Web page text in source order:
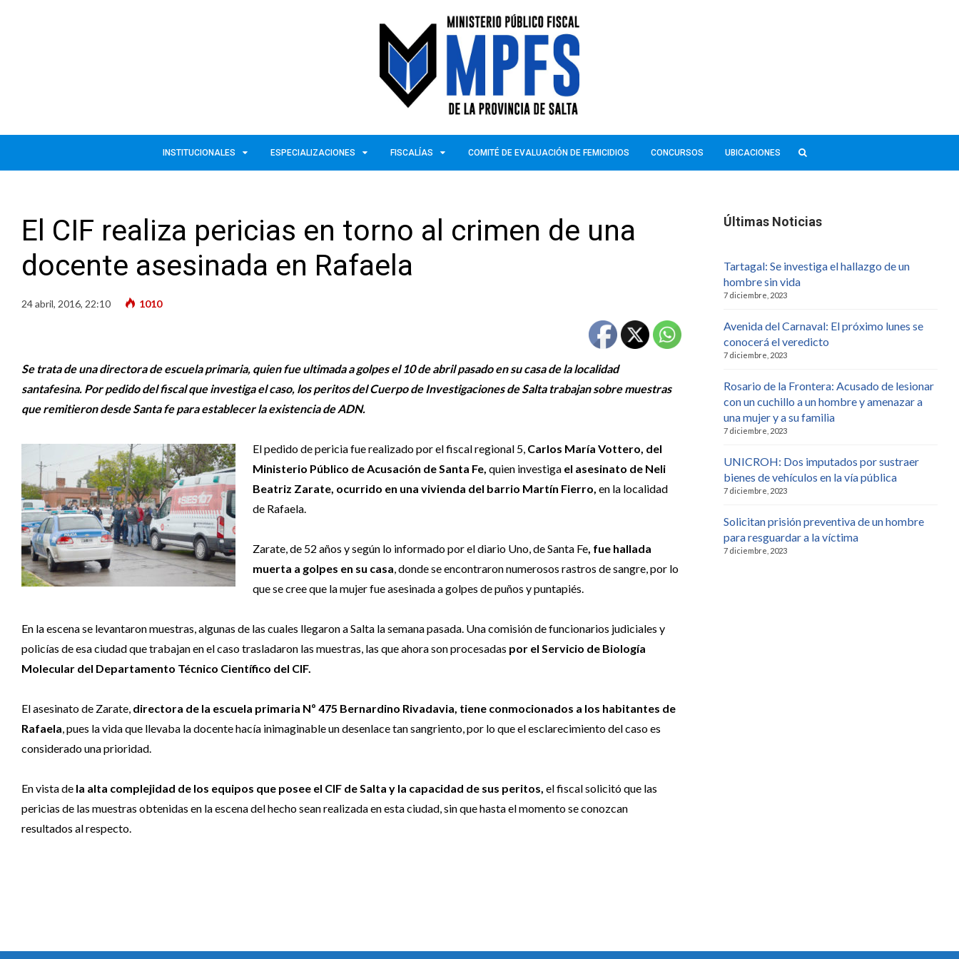
INSTITUCIONALES ESPECIALIZACIONES FISCALÍAS COMITÉ DE EVALUACIÓN DE FEMICIDIOS CONCURSOS UBICACIONES
El CIF realiza pericias en torno al crimen de una
docente asesinada en Rafaela
24 abril, 2016, 22:10 1010
Se trata de una directora de escuela primaria, quien fue ultimada a golpes el 10 de abril pasado en su casa de la localidad
santafesina. Por pedido del fiscal que investiga el caso, los peritos del Cuerpo de Investigaciones de Salta trabajan sobre muestras
que remitieron desde Santa fe para establecer la existencia de ADN.
El pedido de pericia fue realizado por el fiscal regional 5, Carlos María Vottero, del
Ministerio Público de Acusación de Santa Fe, quien investiga el asesinato de Neli
Beatriz Zarate, ocurrido en una vivienda del barrio Martín Fierro, en la localidad
de Rafaela.
Zarate, de 52 años y según lo informado por el diario Uno, de Santa Fe , fue hallada
muerta a golpes en su casa , donde se encontraron numerosos rastros de sangre, por lo
que se cree que la mujer fue asesinada a golpes de puños y puntapiés.
En la escena se levantaron muestras, algunas de las cuales llegaron a Salta la semana pasada. Una comisión de funcionarios judiciales y
policías de esa ciudad que trabajan en el caso trasladaron las muestras, las que ahora son procesadas por el Servicio de Biología
Molecular del Departamento Técnico Científico del CIF.
El asesinato de Zarate, directora de la escuela primaria Nº 475 Bernardino Rivadavia, tiene conmocionados a los habitantes de
Rafaela , pues la vida que llevaba la docente hacía inimaginable un desenlace tan sangriento, por lo que el esclarecimiento del caso es
considerado una prioridad.
En vista de la alta complejidad de los equipos que posee el CIF de Salta y la capacidad de sus peritos, el fiscal solicitó que las
pericias de las muestras obtenidas en la escena del hecho sean realizada en esta ciudad, sin que hasta el momento se conozcan
resultados al respecto.
Últimas Noticias
Tartagal: Se investiga el hallazgo de un
hombre sin vida
7 diciembre, 2023
Avenida del Carnaval: El próximo lunes se
conocerá el veredicto
7 diciembre, 2023
Rosario de la Frontera: Acusado de lesionar
con un cuchillo a un hombre y amenazar a
una mujer y a su familia
7 diciembre, 2023
UNICROH: Dos imputados por sustraer
bienes de vehículos en la vía pública
7 diciembre, 2023
Solicitan prisión preventiva de un hombre
para resguardar a la víctima
7 diciembre, 2023